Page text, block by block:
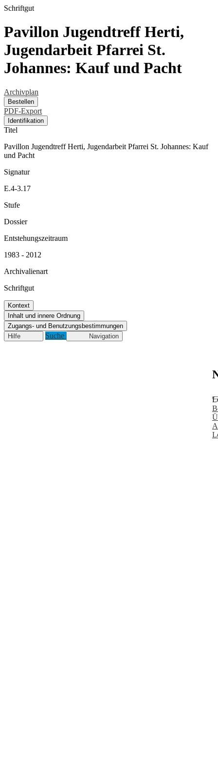
Schriftgut
Pavillon Jugendtreff Herti,
Jugendarbeit Pfarrei St.
Johannes: Kauf und Pacht
Archivplan
Bestellen
PDF-Export
Identifikation
Titel
Pavillon Jugendtreff Herti, Jugendarbeit Pfarrei St. Johannes: Kauf
und Pacht
Signatur
E.4-3.17
Stufe
Dossier
Entstehungszeitraum
1983 - 2012
Archivalienart
Schriftgut
Kontext
Inhalt und innere Ordnung
Zugangs- und Benutzungsbestimmungen
Hilfe
Suche Navigation